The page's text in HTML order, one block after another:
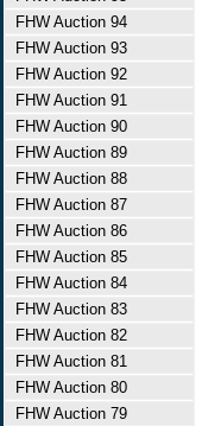
FHW Auction 94
FHW Auction 93
FHW Auction 92
FHW Auction 91
FHW Auction 90
FHW Auction 89
FHW Auction 88
FHW Auction 87
FHW Auction 86
FHW Auction 85
FHW Auction 84
FHW Auction 83
FHW Auction 82
FHW Auction 81
FHW Auction 80
FHW Auction 79